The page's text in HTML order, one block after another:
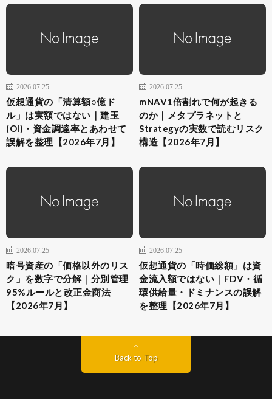
2026.07.25
仮想通貨の「清算額○億ド
ル」は実額ではない｜建玉
(OI)・資金調達率とあわせて
誤解を整理【2026年7月】
2026.07.25
mNAV1倍割れで何が起きる
のか｜メタプラネットと
Strategyの実数で読むリスク
構造【2026年7月】
2026.07.25
暗号資産の「価格以外のリス
ク」を数字で分解｜分別管理
95%ルールと改正金商法
【2026年7月】
2026.07.25
仮想通貨の「時価総額」は資
金流入額ではない｜FDV・循
環供給量・ドミナンスの誤解
を整理【2026年7月】
Back to Top